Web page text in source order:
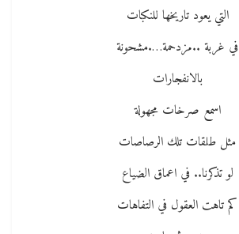
التي يعود تاريخها للنكبات
في غربة ..مزدحمة….مشحونة
بالانفجارات
اسمع صرخات مجهولة
مثل طلقات تلك الرصاصات
لو تذكرنا.. في اعماق الضياع
كم تاهت العقول في التفاهات